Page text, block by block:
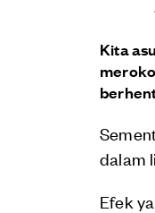
Kita
dalam
Efek